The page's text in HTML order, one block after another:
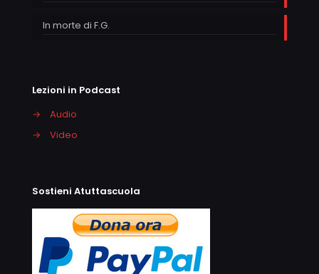
In morte di F.G.
Lezioni in Podcast
→
Audio
→
Video
Sostieni Atuttascuola